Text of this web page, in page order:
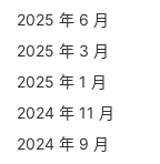
2025 年 6 月
2025 年 3 月
2025 年 1 月
2024 年 11 月
2024 年 9 月